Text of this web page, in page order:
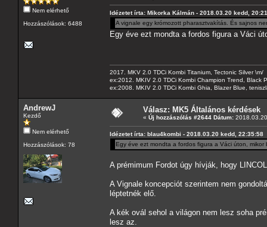
Nem elérhető
Hozzászólások: 6488
Idézetet írta: Mikorka Kálmán - 2018.03.20 kedd,
A vignale egy krómozott pharasztvakítás. És sajnos
Egy éve ezt mondta a fordos figura a Váci
2017. MKV 2.0 TDCi Kombi Titanium, Tectonic Silver \m/
ex:2012. MKIV 2.0 TDCi Kombi Champion Trend, Black
ex:2008. MKIV 2.0 TDCi Kombi Ghia, Blazer Blue,
AndrewJ
Kezdő
Nem elérhető
Hozzászólások: 78
Válasz: MK5 Általános kérdések
« Új hozzászólás #2644 Dátum:
Idézetet írta: blau4kombi - 2018.03.20 kedd, 22:35:58
Egy éve ezt mondta a fordos figura a Váci úton,
A prémimum Fordot úgy hívják, hogy
A Vignale koncepciót szerintem nem
léptetnék elő.
A kék ovál sehol a világon nem lesz soha
lesz az.